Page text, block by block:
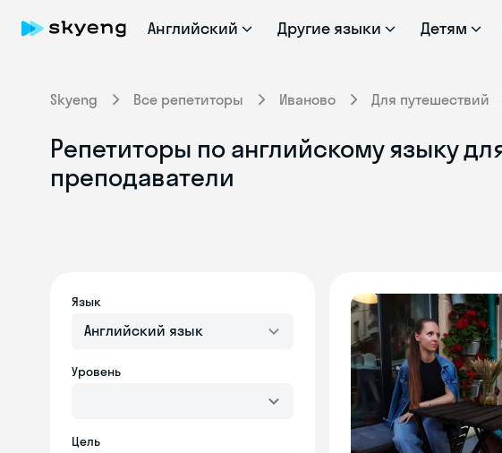
Английский Другие языки Детям
Skyeng Все репетиторы Иваново Для путешествий
Репетиторы по английскому языку
преподаватели
Язык
Английский язык
Уровень
Цель